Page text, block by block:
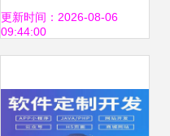
屏TV可视化界面设
更新时间：2026-08-06
09:44:00